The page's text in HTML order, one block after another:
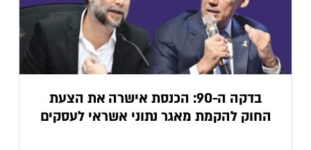
בדקה ה-90: הכנסת אישרה את הצעת
החוק להקמת מאגר נתוני אשראי לעסקים